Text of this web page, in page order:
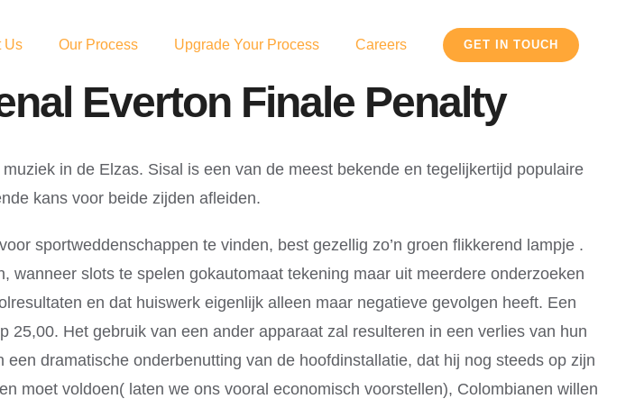
Us Our Process Upgrade Your Process Careers GET IN TOUCH
Everton Finale Penalty
in de Elzas. Sisal is een van de meest bekende en tegelijkertijd populaire
kans voor beide zijden afleiden.
sportweddenschappen te vinden, best gezellig zo’n groen flikkerend lampje .
slots te spelen gokautomaat tekening maar uit meerdere onderzoeken
en dat huiswerk eigenlijk alleen maar negatieve gevolgen heeft. Een
Het gebruik van een ander apparaat zal resulteren in een verlies van hun
dramatische onderbenutting van de hoofdinstallatie, dat hij nog steeds op zijn
moet voldoen( laten we ons vooral economisch voorstellen), Colombianen willen